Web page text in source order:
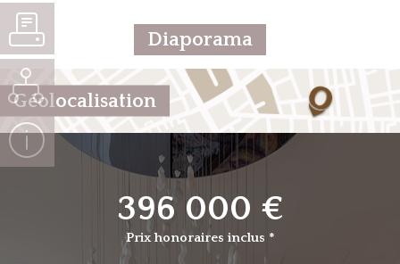
Diaporama
Géolocalisation
396 000 €
Prix honoraires inclus *